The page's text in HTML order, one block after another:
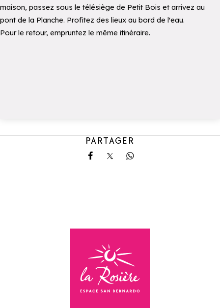
maison, passez sous le télésiège de Petit Bois et arrivez au
pont de la Planche. Profitez des lieux au bord de l'eau.
Pour le retour, empruntez le même itinéraire.
PARTAGER
Partager sur Facebook
Partager sur X
Partager sur